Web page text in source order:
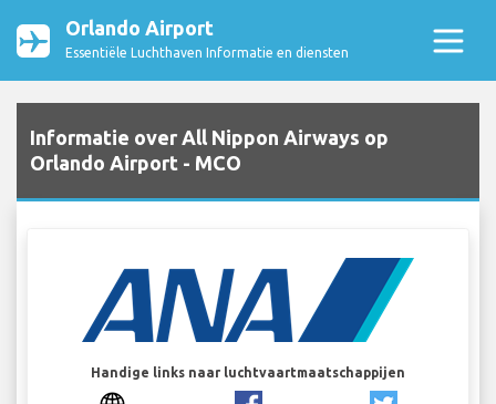
Orlando Airport
Essentiële Luchthaven Informatie en diensten
Informatie over All Nippon Airways op
Orlando Airport - MCO
Handige links naar luchtvaartmaatschappijen